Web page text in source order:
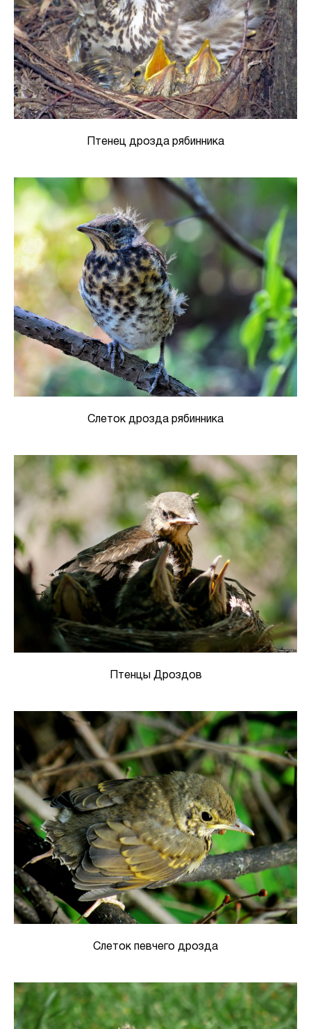
Птенец дрозда рябинника
Слеток дрозда рябинника
Птенцы Дроздов
Слеток певчего дрозда